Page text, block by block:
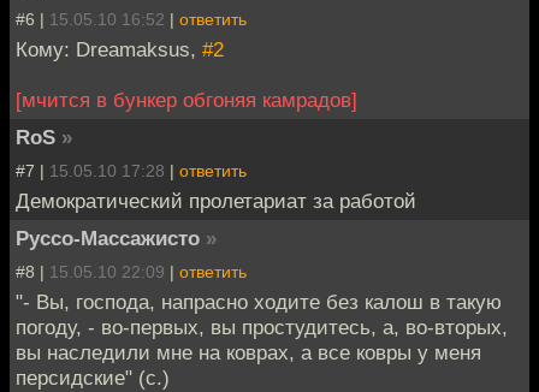
#6 | 15.05.10 16:52 | ответить
Кому: Dreamaksus, #2
[мчится в бункер обгоняя камрадов]
RoS »
#7 | 15.05.10 17:28 | ответить
Демократический пролетариат за работой
Руссо-Массажисто »
#8 | 15.05.10 22:09 | ответить
"- Вы, господа, напрасно ходите без калош в такую
погоду, - во-первых, вы простудитесь, а, во-вторых,
вы наследили мне на коврах, а все ковры у меня
персидские" (с.)